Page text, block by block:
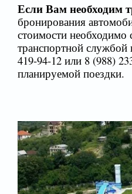
Если Вам необходим
бронирования
стоимости необходимо
транспортной службой
419-94-12 или 8 (988)
планируемой поездки.